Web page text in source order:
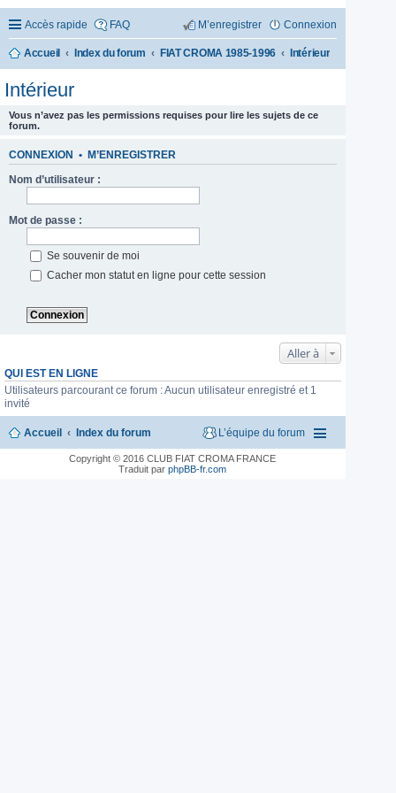
Accès rapide FAQ Connexion
M’enregistrer
Accueil Index du forum FIAT CROMA 1985-1996 Intérieur
Intérieur
Vous n’avez pas les permissions requises pour lire les sujets de ce
forum.
CONNEXION • M’ENREGISTRER
Nom d’utilisateur :
Mot de passe :
Se souvenir de moi
Cacher mon statut en ligne pour cette session
Aller à
QUI EST EN LIGNE
Utilisateurs parcourant ce forum : Aucun utilisateur enregistré et 1
invité
Accueil Index du forum L’équipe du forum
Copyright © 2016 CLUB FIAT CROMA FRANCE
Traduit parphpBB-fr.com